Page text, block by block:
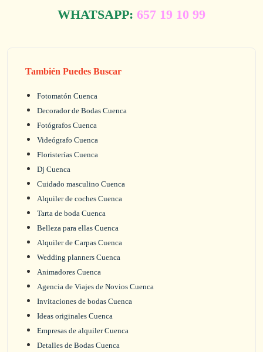
WHATSAPP: 657 19 10 99
También Puedes Buscar
Fotomatón Cuenca
Decorador de Bodas Cuenca
Fotógrafos Cuenca
Videógrafo Cuenca
Floristerías Cuenca
Dj Cuenca
Cuidado masculino Cuenca
Alquiler de coches Cuenca
Tarta de boda Cuenca
Belleza para ellas Cuenca
Alquiler de Carpas Cuenca
Wedding planners Cuenca
Animadores Cuenca
Agencia de Viajes de Novios Cuenca
Invitaciones de bodas Cuenca
Ideas originales Cuenca
Empresas de alquiler Cuenca
Detalles de Bodas Cuenca